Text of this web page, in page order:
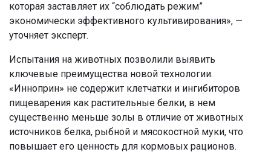
которая заставляет их “соблюдать режим”
экономически эффективного культивирования», —
уточняет эксперт.
Испытания на животных позволили выявить
ключевые преимущества новой технологии.
«Инноприн» не содержит клетчатки и ингибиторов
пищеварения как растительные белки, в нем
существенно меньше золы в отличие от животных
источников белка, рыбной и мясокостной муки, что
повышает его ценность для кормовых рационов.